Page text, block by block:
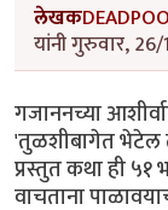
लेखक
यांनी गुरुवार,
गजाननच्या
'तुळशीबागेत भेटेल
प्रस्तुत कथा ही ५१
वाचताना